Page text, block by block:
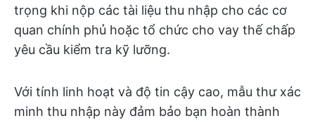
trọng khi nộp các tài liệu thu nhập cho các cơ
quan chính phủ hoặc tổ chức cho vay thế chấp
yêu cầu kiểm tra kỹ lưỡng.
Với tính linh hoạt và độ tin cậy cao, mẫu thư xác
minh thu nhập này đảm bảo bạn hoàn thành